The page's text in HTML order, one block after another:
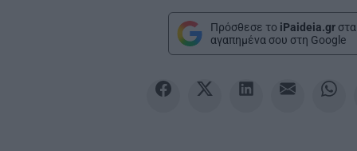
Πρόσθεσε το iPaideia.gr στα
αγαπημένα σου στη Google